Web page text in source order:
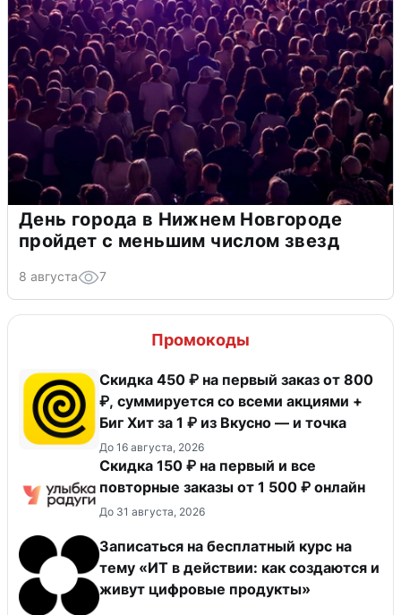
День города в Нижнем Новгороде
пройдет с меньшим числом звезд
8 августа 7
Промокоды
Скидка 450 ₽ на первый заказ от 800
₽, суммируется со всеми акциями +
Биг Хит за 1 ₽ из Вкусно — и точка
До 16 августа, 2026
Скидка 150 ₽ на первый и все
повторные заказы от 1 500 ₽ онлайн
До 31 августа, 2026
Записаться на бесплатный курс на
тему «ИТ в действии: как создаются и
живут цифровые продукты»